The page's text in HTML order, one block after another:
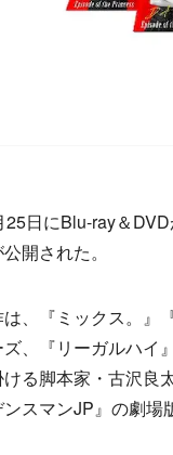
日にBlu-ray＆
開された。
、『ミックス。』
ズ、『リーガルハイ
る脚本家・古沢良
スマンJP』の劇場